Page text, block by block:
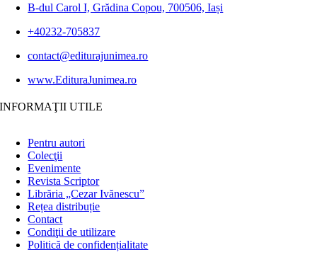
B-dul Carol I, Grădina Copou, 700506, Iași
+40232-705837
contact@editurajunimea.ro
www.EdituraJunimea.ro
INFORMAŢII UTILE
Pentru autori
Colecţii
Evenimente
Revista Scriptor
Librăria „Cezar Ivănescu”
Rețea distribuție
Contact
Condiţii de utilizare
Politică de confidențialitate